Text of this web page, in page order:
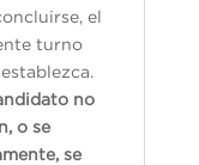
el
turno
no
o se
se